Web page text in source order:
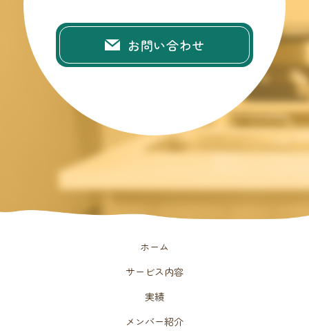
お問い合わせ
ホーム
サービス内容
実績
メンバー紹介